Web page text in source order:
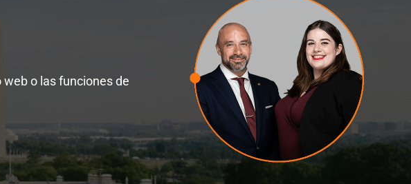
o las funciones de